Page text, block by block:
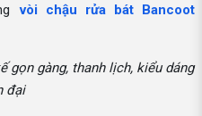
vòi chậu rửa bát Bancoot
gọn gàng, thanh lịch, kiểu dáng
đại